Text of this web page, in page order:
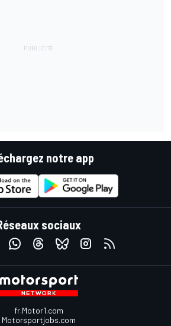
notre app
sociaux
fr.Motor1.com
Motorsportjobs.com